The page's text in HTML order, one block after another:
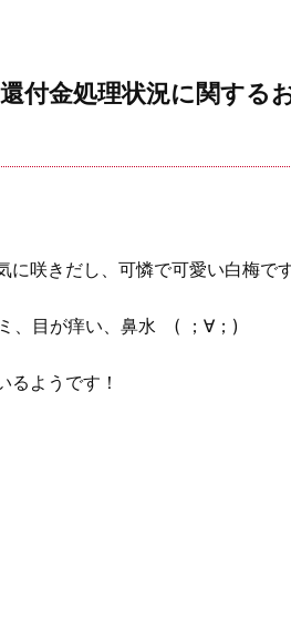
付金処理状況に関する
咲きだし、可憐で可愛い白梅で
、目が痒い、鼻水 ( ；∀；)
るようです！